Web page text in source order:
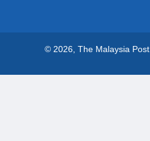
© 2026, The Malaysia Post.